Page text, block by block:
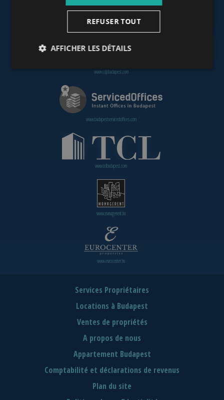
www.cdpbudapest.com
www.budapestservicedoffices.com
www.tclbudapest.com
www.managerent.hu
www.eurocenter.hu
Services Propriétaires
Locations à Budapest
Ventes de propriétés
A propos de nous
Appartement Budapest
Comptabilité et déclarations de revenus
Plan du site
REFUSER TOUT
AFFICHER LES DÉTAILS